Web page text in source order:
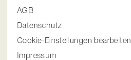
AGB
Datenschutz
Cookie-Einstellungen bearbeiten
Impressum